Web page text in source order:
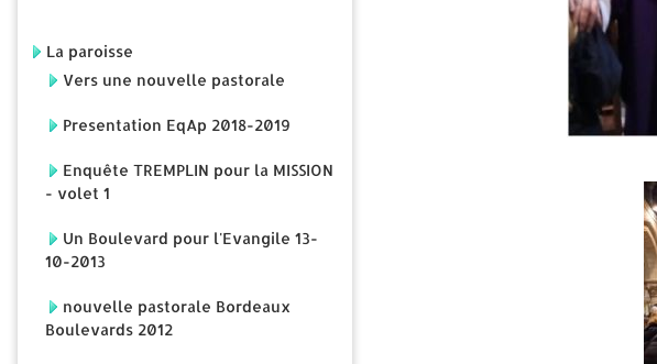
La paroisse
Vers une nouvelle pastorale
Presentation EqAp 2018-2019
Enquête TREMPLIN pour la MISSION
- volet 1
Un Boulevard pour l'Evangile 13-
10-2013
nouvelle pastorale Bordeaux
Boulevards 2012